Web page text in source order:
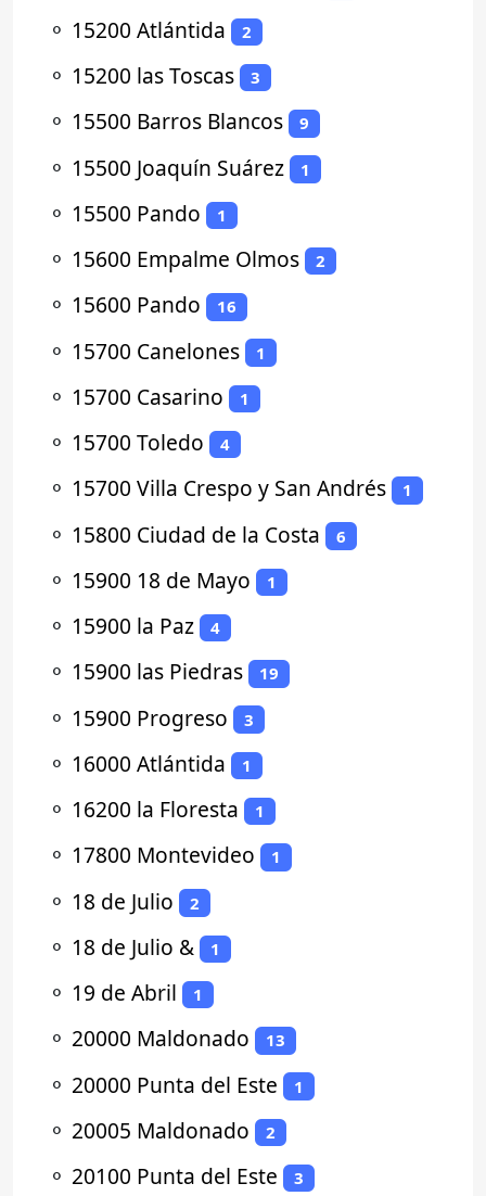
⚬ 15200 Atlántida 2
⚬ 15200 las Toscas 3
⚬ 15500 Barros Blancos 9
⚬ 15500 Joaquín Suárez 1
⚬ 15500 Pando 1
⚬ 15600 Empalme Olmos 2
⚬ 15600 Pando 16
⚬ 15700 Canelones 1
⚬ 15700 Casarino 1
⚬ 15700 Toledo 4
⚬ 15700 Villa Crespo y San Andrés 1
⚬ 15800 Ciudad de la Costa 6
⚬ 15900 18 de Mayo 1
⚬ 15900 la Paz 4
⚬ 15900 las Piedras 19
⚬ 15900 Progreso 3
⚬ 16000 Atlántida 1
⚬ 16200 la Floresta 1
⚬ 17800 Montevideo 1
⚬ 18 de Julio 2
⚬ 18 de Julio & 1
⚬ 19 de Abril 1
⚬ 20000 Maldonado 13
⚬ 20000 Punta del Este 1
⚬ 20005 Maldonado 2
⚬ 20100 Punta del Este 3